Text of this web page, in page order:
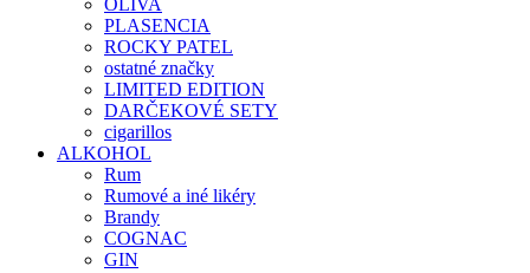
OLIVA
PLASENCIA
ROCKY PATEL
ostatné značky
LIMITED EDITION
DARČEKOVÉ SETY
cigarillos
ALKOHOL
Rum
Rumové a iné likéry
Brandy
COGNAC
GIN